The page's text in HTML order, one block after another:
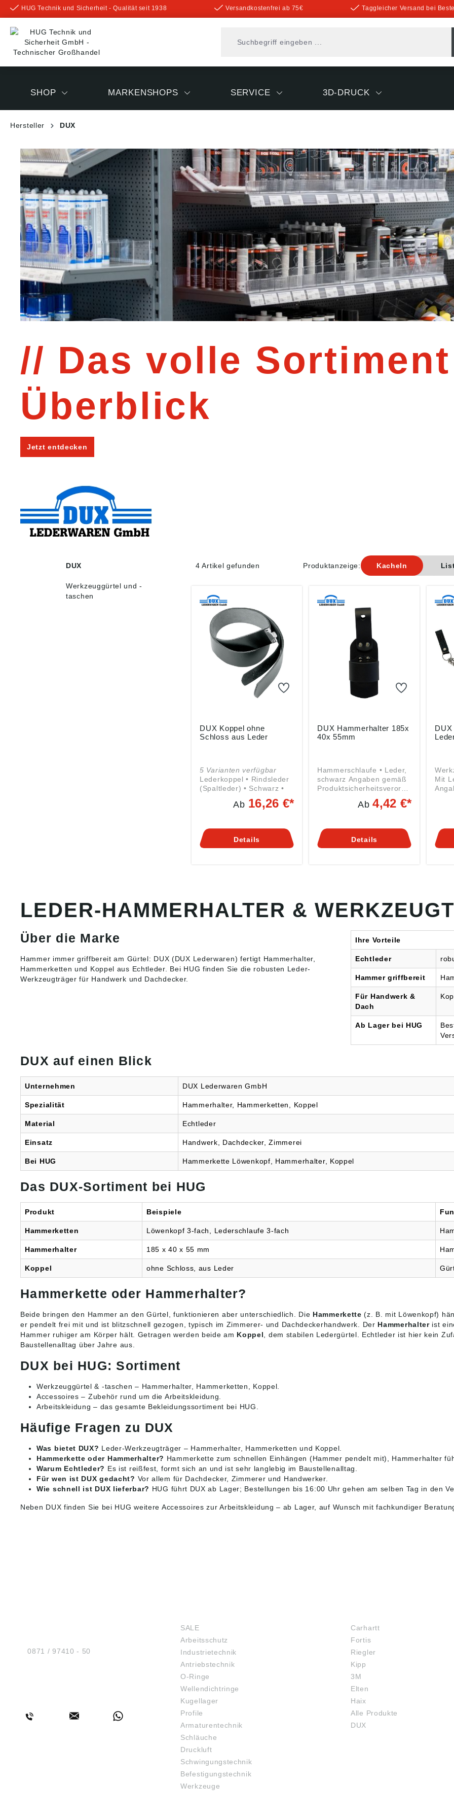
springen
HUG Technik und Sicherheit - Qualität seit 1938 Versandkostenfrei ab 75€ Taggleicher Versand bei
SHOP MARKENSHOPS SERVICE 3D-DRUCK
Hersteller DUX
Das volle
Überblick
Jetzt entdecken
DUX
Werkzeuggürtel und -
taschen
4 Artikel gefunden Produktanzeige: Kacheln
DUX Koppel ohne
Schloss aus Leder
5 Varianten verfügbar
Lederkoppel • Rindsleder
(Spaltleder) • Schwarz •
und Schnallenzunge
Ab 16,26 €*
Details
DUX Hammerhalter 185x
40x 55mm
Hammerschlaufe • Leder,
schwarz Angaben gemäß
Produktsicherheitsverordn
ung ((EU) 2023/998): DUX
Lederwaren GmbH,
info2@dux-lewa.de
Ab4,42 €*
Details
Mit
LEDER-HAMMERHALTER &
Über die Marke
Hammer immer griffbereit am Gürtel: DUX (DUX Lederwaren) fertigt Hammerhalter,
Hammerketten und Koppel aus Echtleder. Bei HUG finden Sie die robusten Leder-
Werkzeugträger für Handwerk und Dachdecker.
Ihre Vorteile
Echtleder
Hammer griffbereit
Für Handwerk &
Dach
Ab Lager bei HUG
DUX auf einen Blick
Unternehmen DUX Lederwaren GmbH
Spezialität Hammerhalter, Hammerketten, Koppel
Material Echtleder
Einsatz Handwerk, Dachdecker, Zimmerei
Bei HUG Hammerkette Löwenkopf, Hammerhalter, Koppel
Das DUX-Sortiment bei HUG
Produkt Beispiele
Hammerketten Löwenkopf 3-fach, Lederschlaufe 3-fach
Hammerhalter 185 x 40 x 55 mm
Koppel ohne Schloss, aus Leder
Hammerkette oder Hammerhalter?
Beide bringen den Hammer an den Gürtel, funktionieren aber unterschiedlich. Die Hammerkette (z. B. mit Löwenkopf)
er pendelt frei mit und ist blitzschnell gezogen, typisch im Zimmerer- und Dachdeckerhandwerk. Der Hammerhalterist
Hammer ruhiger am Körper hält. Getragen werden beide am Koppel, dem stabilen Ledergürtel. Echtleder ist hier kein
Baustellenalltag über Jahre aus.
DUX bei HUG: Sortiment
Werkzeuggürtel & -taschen – Hammerhalter, Hammerketten, Koppel.
Accessoires – Zubehör rund um die Arbeitskleidung.
Arbeitskleidung – das gesamte Bekleidungssortiment bei HUG.
Häufige Fragen zu DUX
Was bietet DUX? Leder-Werkzeugträger – Hammerhalter, Hammerketten und Koppel.
Hammerkette oder Hammerhalter? Hammerkette zum schnellen Einhängen (Hammer pendelt mit), Hammerhalter
Warum Echtleder? Es ist reißfest, formt sich an und ist sehr langlebig im Baustellenalltag.
Für wen ist DUX gedacht? Vor allem für Dachdecker, Zimmerer und Handwerker.
Wie schnell ist DUX lieferbar? HUG führt DUX ab Lager; Bestellungen bis 16:00 Uhr gehen am selben Tag in den
Neben DUX finden Sie bei HUG weitere Accessoires zur Arbeitskleidung – ab Lager, auf Wunsch mit fachkundiger
Tel.:0871 / 97410 - 50
SALE
Arbeitsschutz
Industrietechnik
Antriebstechnik
O-Ringe
Wellendichtringe
Kugellager
Profile
Armaturentechnik
Schläuche
Druckluft
Schwingungstechnik
Befestigungstechnik
Werkzeuge
Carhartt
Fortis
Riegler
Kipp
3M
Elten
Haix
Alle Produkte
DUX